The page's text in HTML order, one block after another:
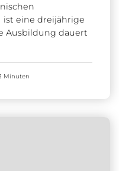
ist eine dreijährige
Ausbildung dauert
Minuten